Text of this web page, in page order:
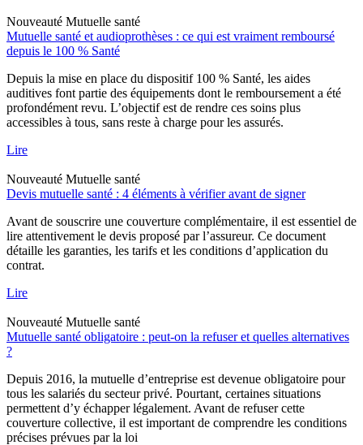
Nouveauté Mutuelle santé
Mutuelle santé et audioprothèses : ce qui est vraiment remboursé
depuis le 100 % Santé
Depuis la mise en place du dispositif 100 % Santé, les aides
auditives font partie des équipements dont le remboursement a été
profondément revu. L’objectif est de rendre ces soins plus
accessibles à tous, sans reste à charge pour les assurés.
Lire
Nouveauté Mutuelle santé
Devis mutuelle santé : 4 éléments à vérifier avant de signer
Avant de souscrire une couverture complémentaire, il est essentiel de
lire attentivement le devis proposé par l’assureur. Ce document
détaille les garanties, les tarifs et les conditions d’application du
contrat.
Lire
Nouveauté Mutuelle santé
Mutuelle santé obligatoire : peut-on la refuser et quelles alternatives
?
Depuis 2016, la mutuelle d’entreprise est devenue obligatoire pour
tous les salariés du secteur privé. Pourtant, certaines situations
permettent d’y échapper légalement. Avant de refuser cette
couverture collective, il est important de comprendre les conditions
précises prévues par la loi